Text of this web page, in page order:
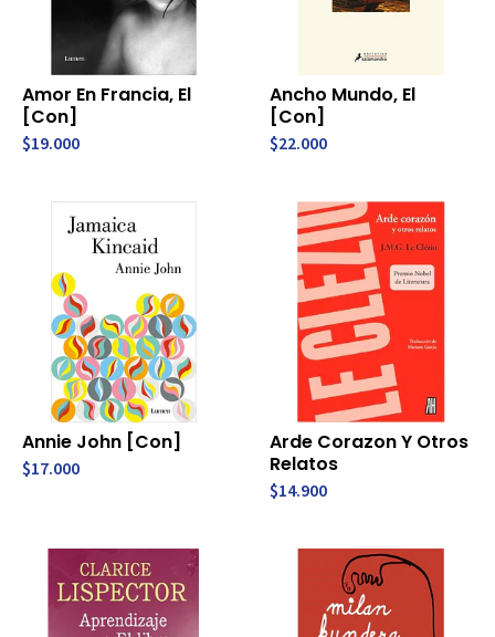
Amor En Francia, El
[Con]
$19.000
Ancho Mundo, El
[Con]
$22.000
Annie John [Con]
$17.000
Arde Corazon Y Otros
Relatos
$14.900